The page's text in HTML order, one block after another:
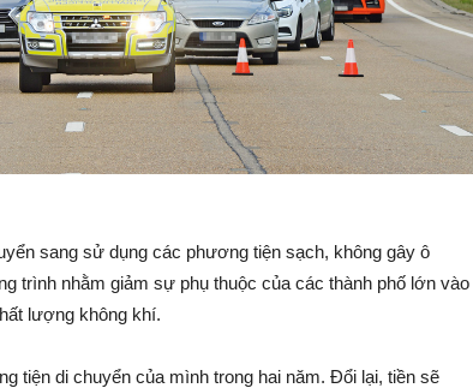
sang sử dụng các phương tiện sạch, không gây ô
trình nhằm giảm sự phụ thuộc của các thành phố lớn vào
lượng không khí.
tiện di chuyển của mình trong hai năm. Đổi lại, tiền sẽ